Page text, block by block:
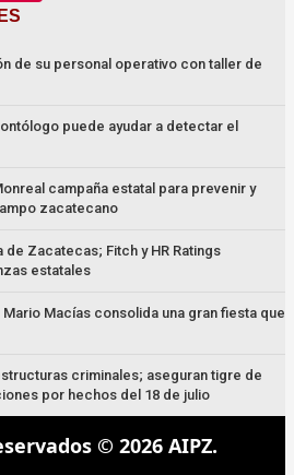
de su personal operativo con taller de
puede ayudar a detectar el
campaña estatal para prevenir y
zacatecano
Zacatecas; Fitch y HR Ratings
estatales
Mario Macías consolida una gran fiesta que
criminales; aseguran tigre de
por hechos del 18 de julio
© 2026 AIPZ.